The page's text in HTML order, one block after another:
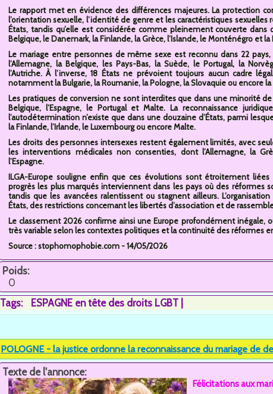
Le rapport met en évidence des différences majeures. La protection
l’orientation sexuelle, l’identité de genre et les caractéristiques
États, tandis qu’elle est considérée comme pleinement couverte dans
Belgique, le Danemark, la Finlande, la Grèce, l’Islande, le Monténégro et
Le mariage entre personnes de même sexe est reconnu dans 22 pays,
l’Allemagne, la Belgique, les Pays-Bas, la Suède, le Portugal, la
l’Autriche. À l’inverse, 18 États ne prévoient toujours aucun cadre
notamment la Bulgarie, la Roumanie, la Pologne, la Slovaquie ou encore la
Les pratiques de conversion ne sont interdites que dans une minorité de
Belgique, l’Espagne, le Portugal et Malte. La reconnaissance
l’autodétermination n’existe que dans une douzaine d’États, parmi
la Finlande, l’Irlande, le Luxembourg ou encore Malte.
Les droits des personnes intersexes restent également limités, avec
les interventions médicales non consenties, dont l’Allemagne, la
l’Espagne.
ILGA-Europe souligne enfin que ces évolutions sont étroitement liées
progrès les plus marqués interviennent dans les pays où des réformes
tandis que les avancées ralentissent ou stagnent ailleurs.
États, des restrictions concernant les libertés d’association et de
Le classement 2026 confirme ainsi une Europe profondément inégale,
très variable selon les contextes politiques et la continuité des réformes
Source : stophomophobie.com - 14/05/2026
Poids:
0
Tags:
ESPAGNE en tête des droits LGBT
POLOGNE - la justice ordonne la reconnaissance du mariage de
Texte de l'annonce:
Félicitations aux